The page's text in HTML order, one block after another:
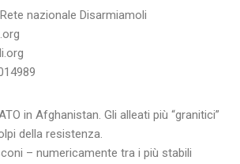
nazionale Disarmiamoli
in Afghanistan. Gli alleati più “granitici”
della resistenza.
– numericamente tra i più stabili